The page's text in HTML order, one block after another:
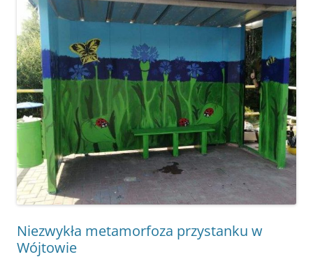
Niezwykła metamorfoza przystanku w
Wójtowie